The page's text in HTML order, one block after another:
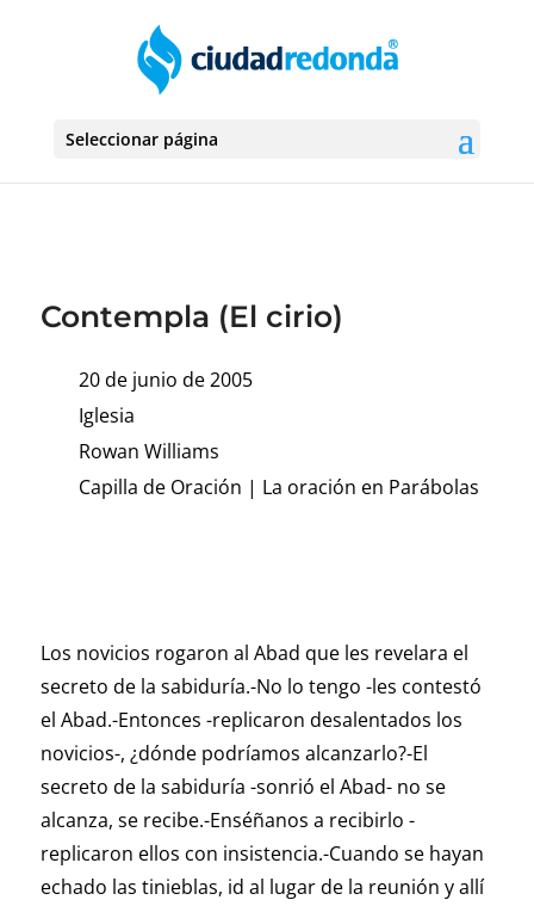
Seleccionar página
Contempla (El cirio)
20 de junio de 2005
Iglesia
Rowan Williams
Capilla de Oración | La oración en Parábolas
Los novicios rogaron al Abad que les revelara el
secreto de la sabiduría.-No lo tengo -les contestó
el Abad.-Entonces -replicaron desalentados los
novicios-, ¿dónde podríamos alcanzarlo?-El
secreto de la sabiduría -sonrió el Abad- no se
alcanza, se recibe.-Enséñanos a recibirlo -
replicaron ellos con insistencia.-Cuando se hayan
echado las tinieblas, id al lugar de la reunión y allí